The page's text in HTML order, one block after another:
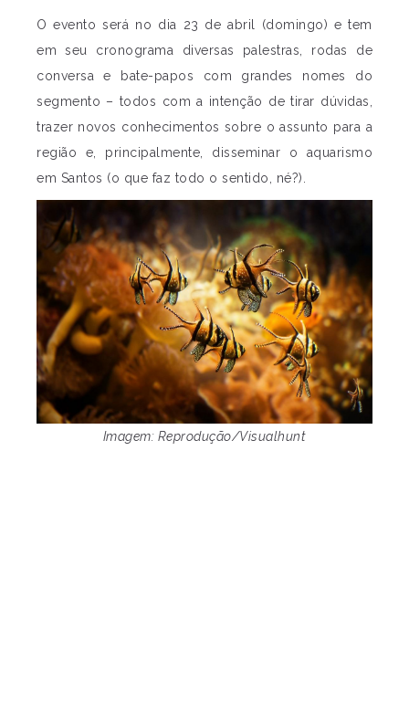
O evento será no dia 23 de abril (domingo) e tem
em seu cronograma diversas palestras, rodas de
conversa e bate-papos com grandes nomes do
segmento – todos com a intenção de tirar dúvidas,
trazer novos conhecimentos sobre o assunto para a
região e, principalmente, disseminar o aquarismo
em Santos (o que faz todo o sentido, né?).
Imagem: Reprodução/Visualhunt